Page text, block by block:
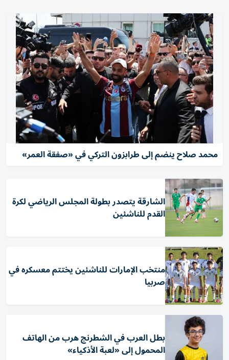
محمد صلاح ينضم إلى طرابزون التركي في «صفقة العمر»
الشارقة يتصدر بطولة المجلس الرياضي لكرة
القدم للناشئين
منتخب الإمارات للناشئين يختتم معسكره في
صربيا
بطل العرب في الشطرنج هرب من الهاتف
المحمول إلى «لعبة الأذكياء»